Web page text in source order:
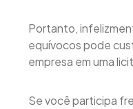
Portanto,
equívocos pode
empresa em uma
Se você participa